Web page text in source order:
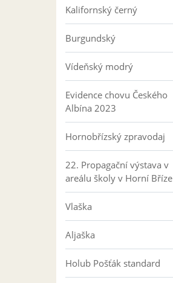
Kalifornský černý
Burgundský
Vídeňský modrý
Evidence chovu Českého
Albína 2023
Hornobřízský zpravodaj
22. Propagační výstava v
areálu školy v Horní Bříze
Vlaška
Aljaška
Holub Pošťák standard